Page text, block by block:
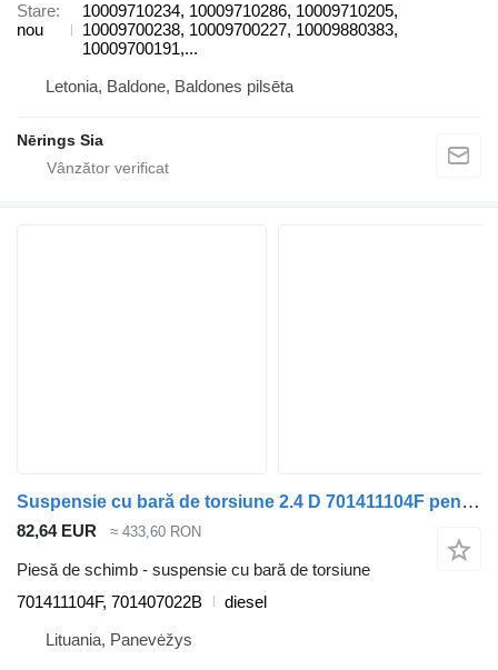
Stare
nou
10009710234, 10009710286, 10009710205,
10009700238, 10009700227, 10009880383,
10009700191,...
Letonia, Baldone, Baldones pilsēta
Nērings Sia
Suspensie cu bară de torsiune 2.4 D 701411104F pentru automobil Volkswagen TRANSPORTER IV Minibus / passenger (70XB, 70XC, 7DB, 7DW, 7DK)
82,64 EUR ≈ 433,60 RON
Piesă de schimb - suspensie cu bară de torsiune
701411104F, 701407022B
diesel
Lituania, Panevėžys